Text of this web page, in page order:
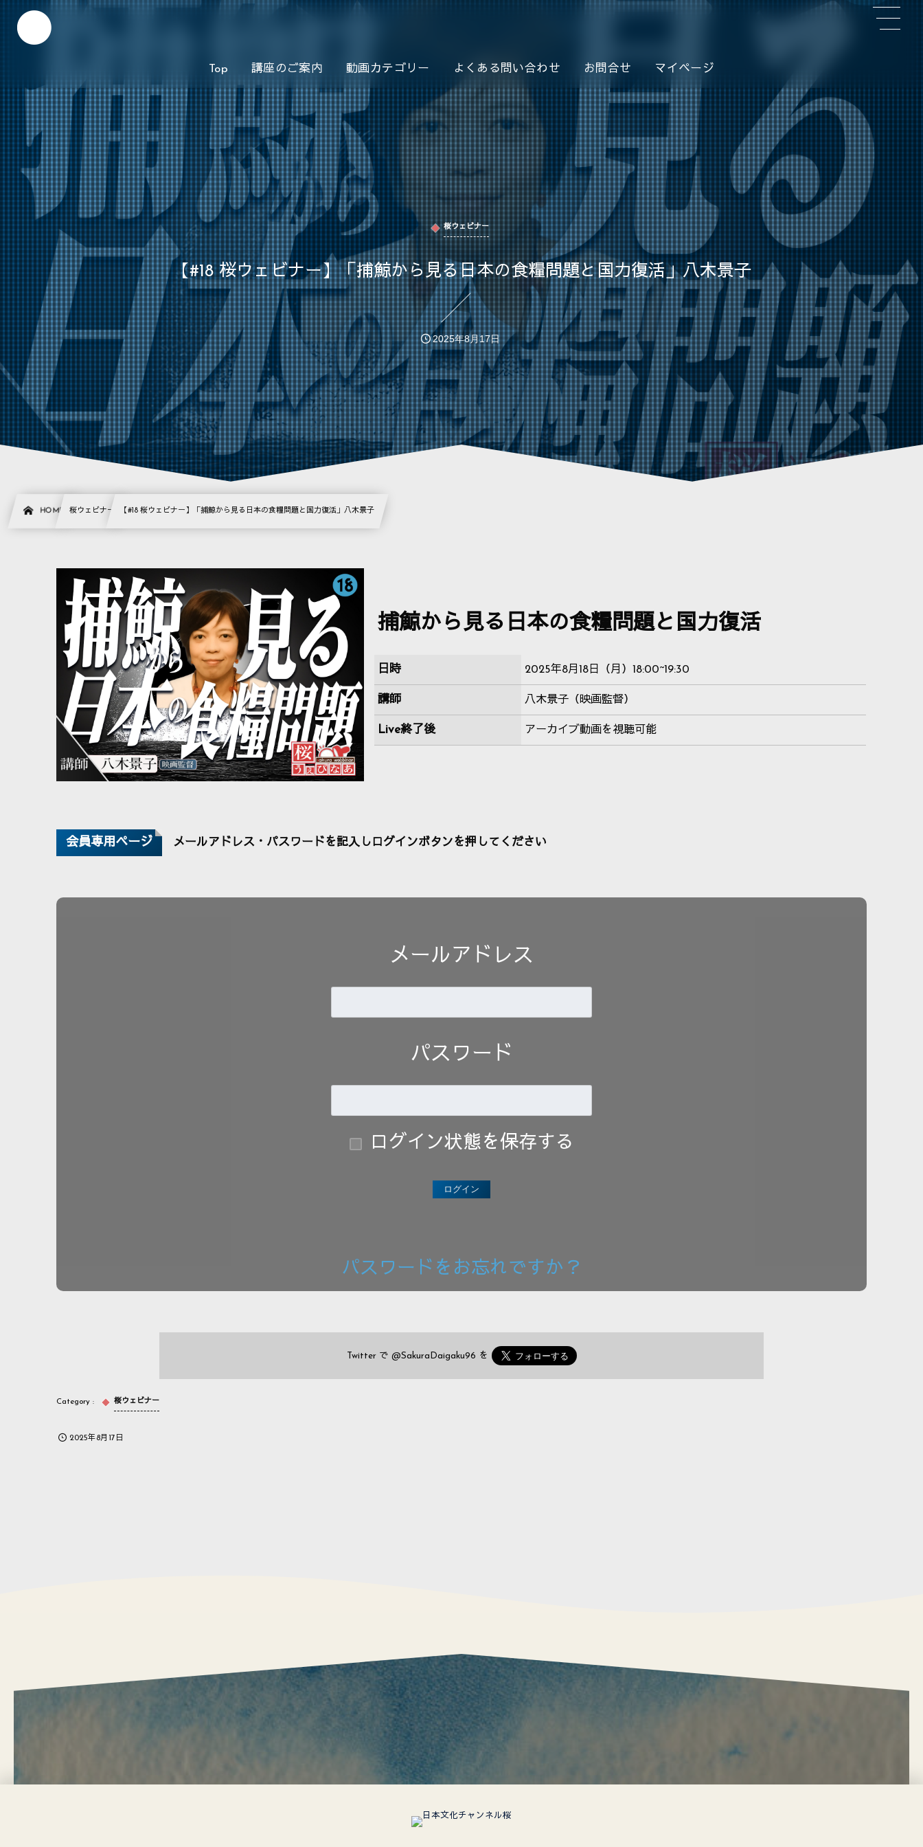
Top 講座のご案内 動画カテゴリー よくある問い合わせ お問合せ マイページ
桜ウェビナー
【#18 桜ウェビナー】「捕鯨から見る日本の食糧問題と国力復活」八木景子
2025年8月17日
HOME 桜ウェビナー 【#18 桜ウェビナー】「捕鯨から見る日本の食糧問題と国力復活」八木景子
捕鯨から見る日本の食糧問題と国力復活
日時 2025年8月18日（月）18:00~19:30
講師 八木景子（映画監督）
Live終了後 アーカイブ動画を視聴可能
会員専用ページ メールアドレス・パスワードを記入しログインボタンを押してください
メールアドレス
パスワード
ログイン状態を保存する
パスワードをお忘れですか？
Twitter で @SakuraDaigaku96 を
桜ウェビナー
2025年8月17日